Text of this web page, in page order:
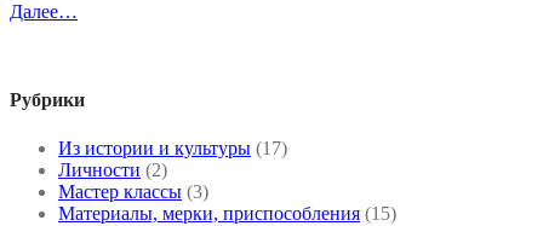
Далее…
Рубрики
Из истории и культуры (17)
Личности (2)
Мастер классы (3)
Материалы, мерки, приспособления (15)